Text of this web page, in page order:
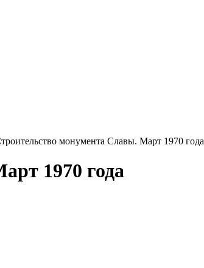
монумента Славы. Март 1970 года
1970 года